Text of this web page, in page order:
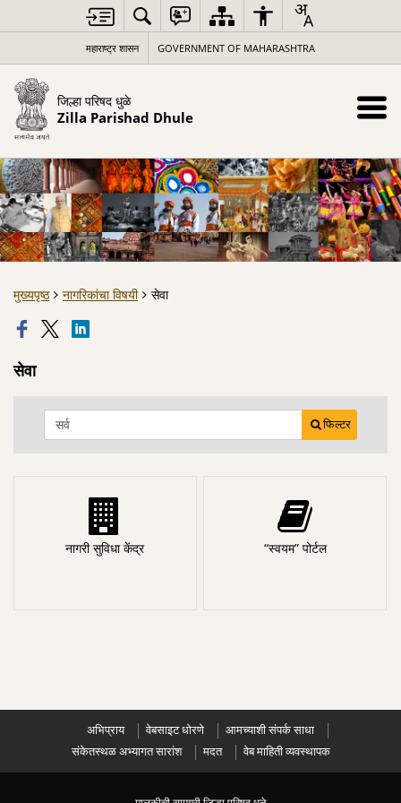
महाराष्ट्र शासन GOVERNMENT OF MAHARASHTRA
जिल्हा परिषद धुळे
Zilla Parishad Dhule
मुख्यपृष्ठ नागरिकांचा विषयी सेवा
सेवा
फिल्टर
नागरी सुविधा केंद्र “स्वयम” पोर्टल
अभिप्राय वेबसाइट धोरणे
आमच्याशी संपर्क साधा
संकेतस्थळ अभ्यागत सारांश
मदत वेब माहिती व्यवस्थापक